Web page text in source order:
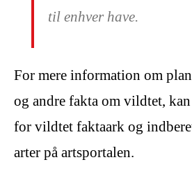
til enhver have.
For mere information om
og andre fakta om vildtet,
for vildtet faktaark og
arter på artsportalen.